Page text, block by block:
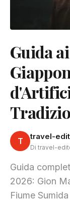
Guida
T travel-
Di travel-
Guida
2026: Gion
Fiume